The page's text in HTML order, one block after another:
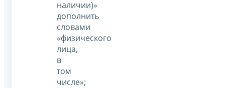
наличии)»
дополнить
словами
«физического
лица,
в
том
числе»;